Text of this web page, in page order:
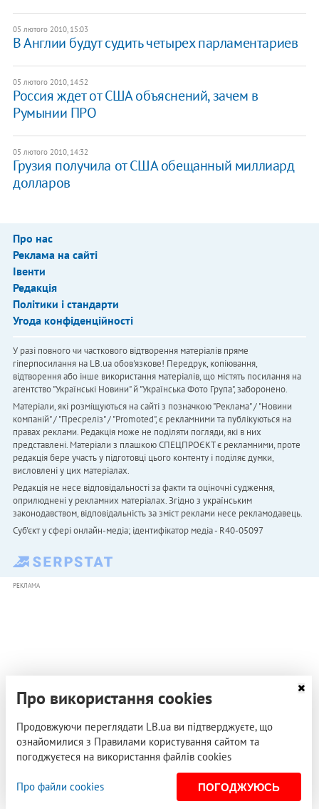
05 лютого 2010, 15:03
В Англии будут судить четырех парламентариев
05 лютого 2010, 14:52
Россия ждет от США объяснений, зачем в
Румынии ПРО
05 лютого 2010, 14:32
Грузия получила от США обещанный миллиард
долларов
Про нас
Реклама на сайті
Івенти
Редакція
Політики і стандарти
Угода конфіденційності
У разі повного чи часткового відтворення матеріалів пряме
гіперпосилання на LB.ua обов'язкове! Передрук, копіювання,
відтворення або інше використання матеріалів, що містять посилання на
агентство "Українськi Новини" й "Українська Фото Група", заборонено.
Матеріали, які розміщуються на сайті з позначкою "Реклама" / "Новини
компаній" / "Пресреліз" / "Promoted", є рекламними та публікуються на
правах реклами. Редакція може не поділяти погляди, які в них
представлені. Матеріали з плашкою СПЕЦПРОЄКТ є рекламними, проте
редакція бере участь у підготовці цього контенту і поділяє думки,
висловлені у цих матеріалах.
Редакція не несе відповідальності за факти та оціночні судження,
оприлюднені у рекламних матеріалах. Згідно з українським
законодавством, відповідальність за зміст реклами несе рекламодавець.
Cуб'єкт у сфері онлайн-медіа; ідентифікатор медіа - R40-05097
РЕКЛАМА
Про використання cookies
Продовжуючи переглядати LB.ua ви підтверджуєте, що
ознайомилися з Правилами користування сайтом та
погоджуєтеся на використання файлів cookies
Про файли cookies ПОГОДЖУЮСЬ